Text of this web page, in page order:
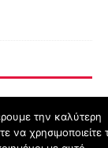
την καλύτερη
να χρησιμοποιείτε